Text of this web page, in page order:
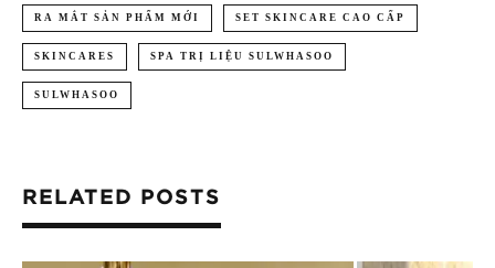
RA MẮT SẢN PHẨM MỚI SET SKINCARE CAO CẤP
SKINCARES SPA TRỊ LIỆU SULWHASOO
SULWHASOO
RELATED POSTS